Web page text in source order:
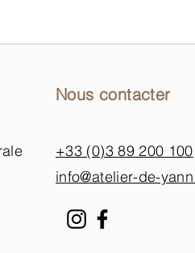
Nous contacter
+33 (0)3 89 200 100​
info@atelier-de-